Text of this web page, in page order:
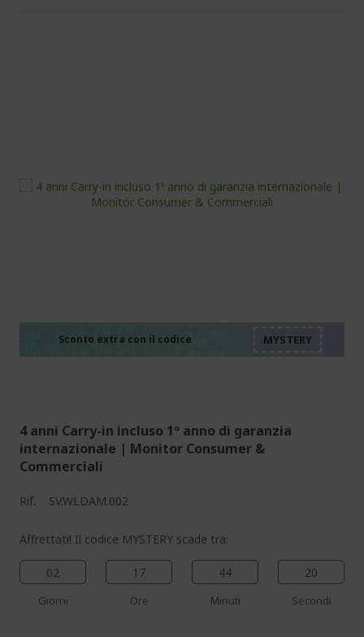
Sconto extra con il codice
4 anni Carry-in incluso 1º anno di garanzia
internazionale | Monitor Consumer &
Commerciali
Rif. SV.WLDAM.002
Affrettati! Il codice MYSTERY scade tra:
02
Giorni
17
Ore
44
Minuti
19
Secondi